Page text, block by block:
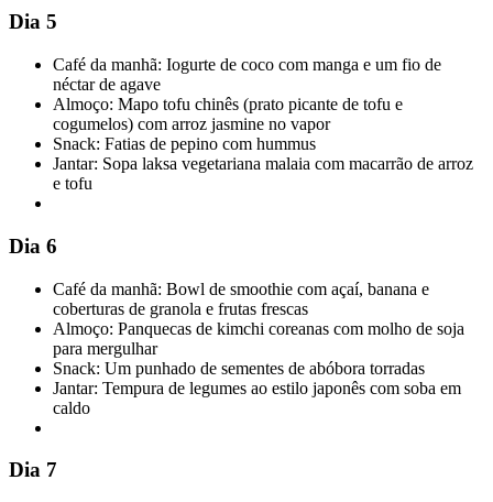
Dia 5
Café da manhã: Iogurte de coco com manga e um fio de
néctar de agave
Almoço: Mapo tofu chinês (prato picante de tofu e
cogumelos) com arroz jasmine no vapor
Snack: Fatias de pepino com hummus
Jantar: Sopa laksa vegetariana malaia com macarrão de arroz
e tofu
Dia 6
Café da manhã: Bowl de smoothie com açaí, banana e
coberturas de granola e frutas frescas
Almoço: Panquecas de kimchi coreanas com molho de soja
para mergulhar
Snack: Um punhado de sementes de abóbora torradas
Jantar: Tempura de legumes ao estilo japonês com soba em
caldo
Dia 7